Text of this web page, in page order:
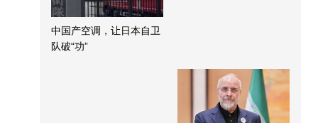
中国产空调，让日本自卫
队破“功”